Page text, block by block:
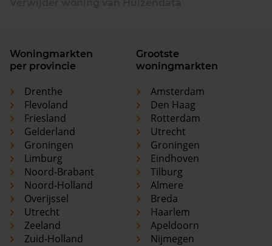
Woningmarkten
per provincie
Drenthe
Flevoland
Friesland
Gelderland
Groningen
Limburg
Noord-Brabant
Noord-Holland
Overijssel
Utrecht
Zeeland
Zuid-Holland
Grootste
woningmarkten
Amsterdam
Den Haag
Rotterdam
Utrecht
Groningen
Eindhoven
Tilburg
Almere
Breda
Haarlem
Apeldoorn
Nijmegen